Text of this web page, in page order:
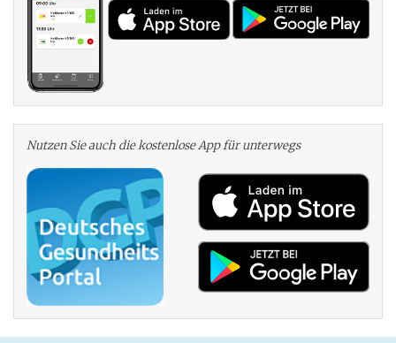
Nutzen Sie auch die kosten­lose App für unterwegs